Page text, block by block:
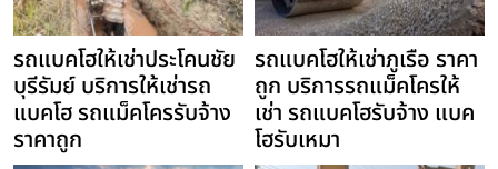
รถแบคโฮให้เช่าประโคนชัย
บุรีรัมย์ บริการให้เช่ารถ
แบคโฮ รถแม็คโครรับจ้าง
ราคาถูก
รถแบคโฮให้เช่าภูเรือ ราคา
ถูก บริการรถแม็คโครให้
เช่า รถแบคโฮรับจ้าง แบค
โฮรับเหมา